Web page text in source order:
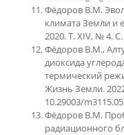
Фёдоров В.М.
климата Земли и
2020. Т. XIV, № 4.
Фёдоров В.М.,
диоксида
термический
Жизнь Земли.
10.29003/
Фёдоров В.М.
радиационного